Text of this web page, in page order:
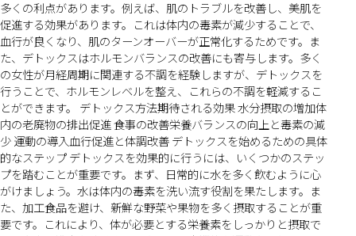
多くの利点があります。例えば、肌のトラブルを改善し、美肌を
促進する効果があります。これは体内の毒素が減少することで、
血行が良くなり、肌のターンオーバーが正常化するためです。ま
た、デトックスはホルモンバランスの改善にも寄与します。多く
の女性が月経周期に関連する不調を経験しますが、デトックスを
行うことで、ホルモンレベルを整え、これらの不調を軽減するこ
とができます。 デトックス方法期待される効果 水分摂取の増加体
内の老廃物の排出促進 食事の改善栄養バランスの向上と毒素の減
少 運動の導入血行促進と体調改善 デトックスを始めるための具体
的なステップ デトックスを効果的に行うには、いくつかのステッ
プを踏むことが重要です。まず、日常的に水を多く飲むように心
がけましょう。水は体内の毒素を洗い流す役割を果たします。ま
た、加工食品を避け、新鮮な野菜や果物を多く摂取することが重
要です。これにより、体が必要とする栄養素をしっかりと摂取で